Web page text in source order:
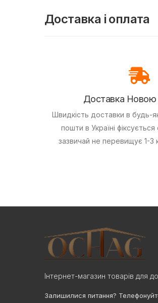
Доставка і оплата
Доставка
Швидкість доставки в будь-
пошти в Україні
зазвичай не перевищує 1-3
Інтернет-магазин товарів для
Залишилися питання?